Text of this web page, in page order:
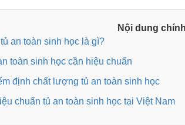
Nội dung chính
an toàn sinh học là gì?
toàn sinh học cần hiệu chuẩn
định chất lượng tủ an toàn sinh học
chuẩn tủ an toàn sinh học tại Việt Nam